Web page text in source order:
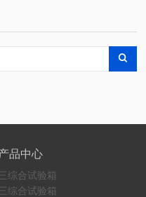
品中心
三综合试验箱
三综合试验箱